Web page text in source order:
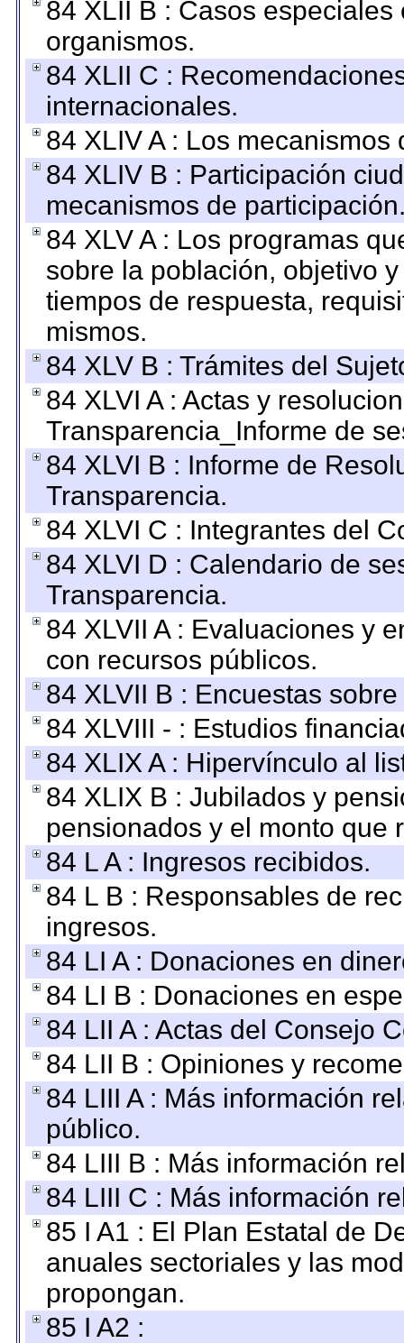
84 XLII B : Casos
organismos.
84 XLII C :
internacionales.
84 XLIV A : Los
84 XLIV B : Participación
mecanismos de
84 XLV A : Los programas
sobre la población, objetivo
tiempos de respuesta,
mismos.
84 XLV B : Trámites del
84 XLVI A : Actas y
Transparencia_Informe de
84 XLVI B : Informe de
Transparencia.
84 XLVI C : Integrantes del
84 XLVI D : Calendario de
Transparencia.
84 XLVII A : Evaluaciones y
con recursos públicos.
84 XLVII B : Encuestas
84 XLVIII - : Estudios
84 XLIX A : Hipervínculo al
84 XLIX B : Jubilados y
pensionados y el monto que
84 L A : Ingresos recibidos.
84 L B : Responsables de
ingresos.
84 LI A : Donaciones en
84 LI B : Donaciones en
84 LII A : Actas del Consejo
84 LII B : Opiniones y
84 LIII A : Más información
público.
84 LIII B : Más información
84 LIII C : Más información
85 I A1 : El Plan Estatal de
anuales sectoriales y las
propongan.
85 I A2 :